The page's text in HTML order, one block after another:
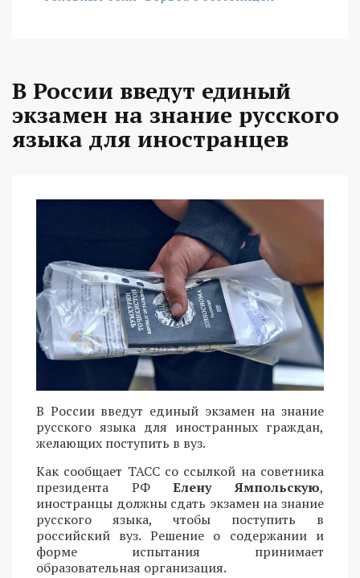
В России введут единый
экзамен на знание русского
языка для иностранцев
В России введут единый экзамен на знание
русского языка для иностранных граждан,
желающих поступить в вуз.
Как сообщает ТАСС со ссылкой на советника
президента РФЕлену Ямпольскую,
иностранцы должны сдать экзамен на знание
русского языка, чтобы поступить в
российский вуз. Решение о содержании и
форме испытания принимает
образовательная организация.